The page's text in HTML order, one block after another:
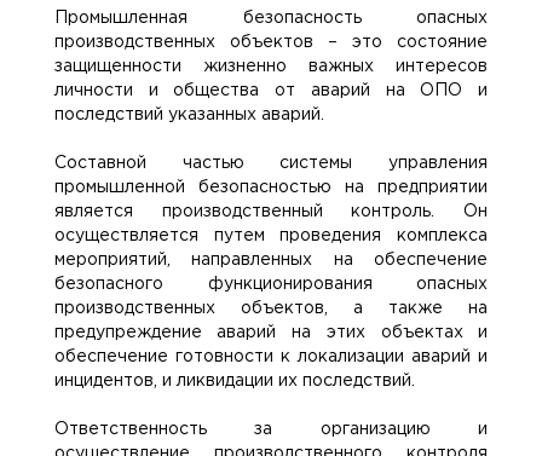
Промышленная безопасность опасных
производственных объектов – это состояние
защищенности жизненно важных интересов
личности и общества от аварий на ОПО и
последствий указанных аварий.
Составной частью системы управления
промышленной безопасностью на предприятии
является производственный контроль. Он
осуществляется путем проведения комплекса
мероприятий, направленных на обеспечение
безопасного функционирования опасных
производственных объектов, а также на
предупреждение аварий на этих объектах и
обеспечение готовности к локализации аварий и
инцидентов, и ликвидации их последствий.
Ответственность за организацию и